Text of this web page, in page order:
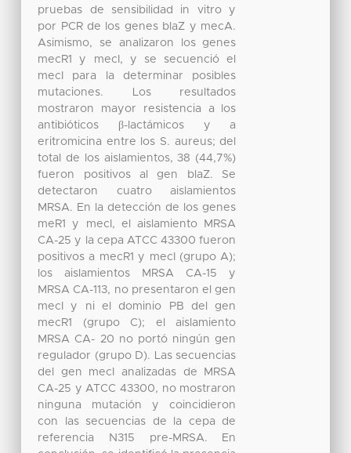
pruebas de sensibilidad in vitro y
por PCR de los genes blaZ y mecA.
Asimismo, se analizaron los genes
mecR1 y mecI, y se secuenció el
mecI para la determinar posibles
mutaciones. Los resultados
mostraron mayor resistencia a los
antibióticos β-lactámicos y a
eritromicina entre los S. aureus; del
total de los aislamientos, 38 (44,7%)
fueron positivos al gen blaZ. Se
detectaron cuatro aislamientos
MRSA. En la detección de los genes
meR1 y mecI, el aislamiento MRSA
CA-25 y la cepa ATCC 43300 fueron
positivos a mecR1 y mecI (grupo A);
los aislamientos MRSA CA-15 y
MRSA CA-113, no presentaron el gen
mecI y ni el dominio PB del gen
mecR1 (grupo C); el aislamiento
MRSA CA- 20 no portó ningún gen
regulador (grupo D). Las secuencias
del gen mecI analizadas de MRSA
CA-25 y ATCC 43300, no mostraron
ninguna mutación y coincidieron
con las secuencias de la cepa de
referencia N315 pre-MRSA. En